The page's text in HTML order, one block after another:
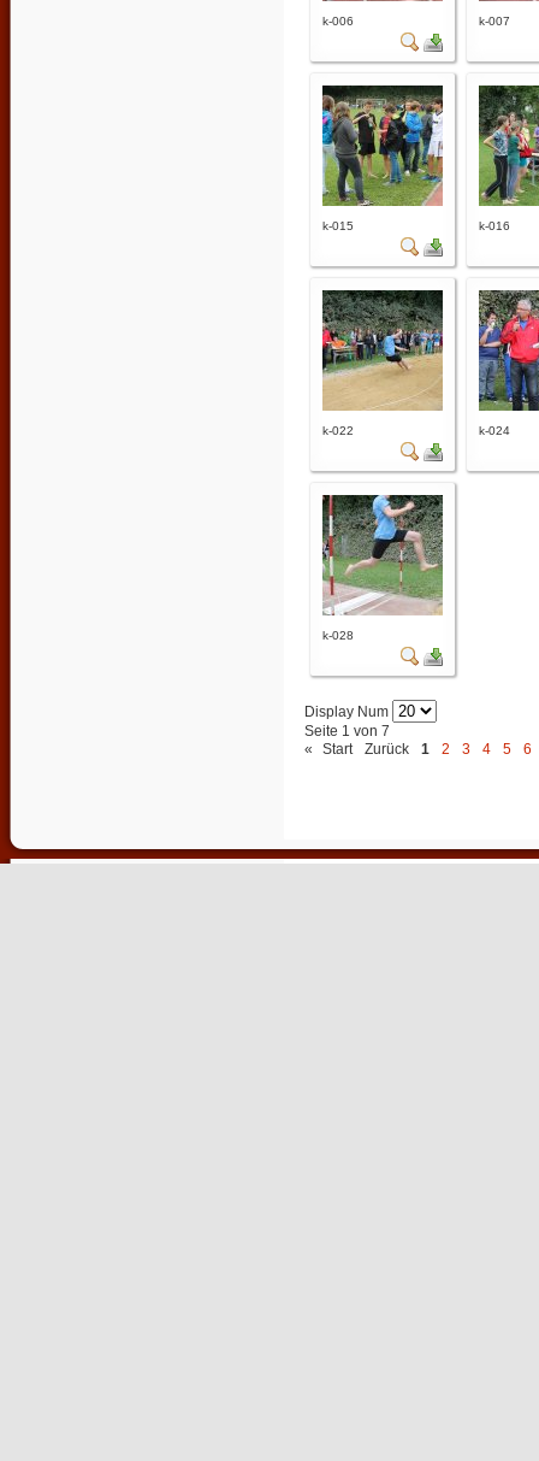
k-006 k-007
k-015 k-016
k-022 k-024
k-028
Display Num
Seite 1 von 7
«
Start Zurück 1 2 3 4 5 6